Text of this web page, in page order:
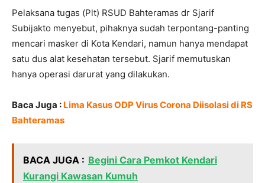
Pelaksana tugas (Plt) RSUD Bahteramas dr Sjarif
Subijakto menyebut, pihaknya sudah terpontang-panting
mencari masker di Kota Kendari, namun hanya mendapat
satu dus alat kesehatan tersebut. Sjarif memutuskan
hanya operasi darurat yang dilakukan.
Baca Juga : Lima Kasus ODP Virus Corona Diisolasi di RS
Bahteramas
BACA JUGA : Begini Cara Pemkot Kendari
Kurangi Kawasan Kumuh